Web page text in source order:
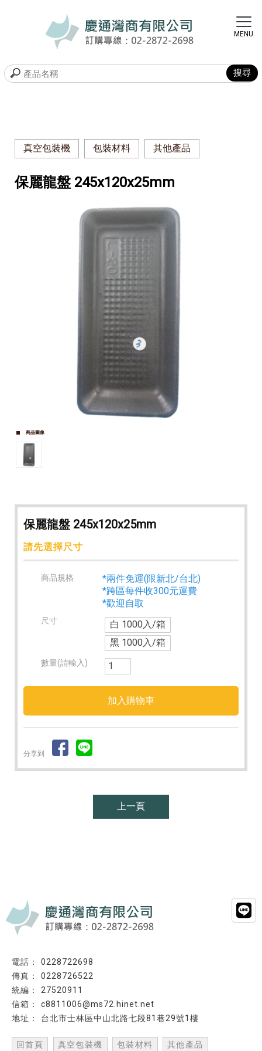
真空包裝機 包裝材料 其他產品
保麗龍盤 245x120x25mm
商品圖像
保麗龍盤 245x120x25mm
請先選擇尺寸
商品規格
*兩件免運(限新北/台北)
*跨區每件收300元運費
*歡迎自取
尺寸
白 1000入/箱
黑 1000入/箱
數量(請輸入)
分享到
上一頁
0228722698
0228726522
27520911
c8811006@ms72.hinet.net
台北市士林區中山北路七段81巷29號1樓
回首頁 真空包裝機 包裝材料 其他產品